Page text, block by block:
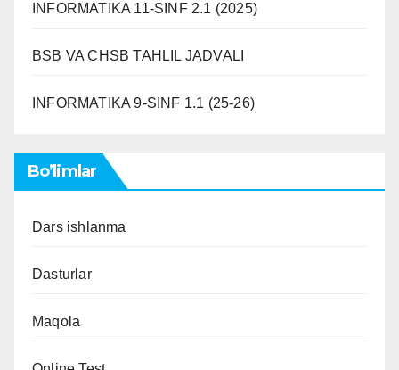
INFORMATIKA 11-SINF 2.1 (2025)
BSB VA CHSB TAHLIL JADVALI
INFORMATIKA 9-SINF 1.1 (25-26)
Bo’limlar
Dars ishlanma
Dasturlar
Maqola